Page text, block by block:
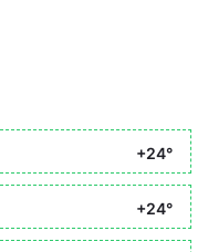
+24°
+24°